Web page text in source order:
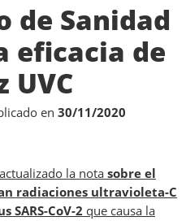
de Sanidad
eficacia de
UVC
en 30/11/2020
la nota sobre el
radiaciones ultravioleta-C
SARS-CoV-2 que causa la